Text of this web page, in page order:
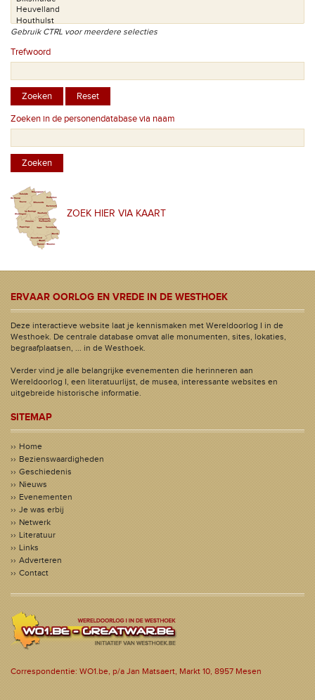
Gebruik CTRL voor meerdere selecties
Trefwoord
Zoeken in de personendatabase via naam
ZOEK HIER VIA KAART
ERVAAR OORLOG EN VREDE IN DE WESTHOEK
Deze interactieve website laat je kennismaken met Wereldoorlog I in de
Westhoek. De centrale database omvat alle monumenten, sites, lokaties,
begraafplaatsen, ... in de Westhoek.
Verder vind je alle belangrijke evenementen die herinneren aan
Wereldoorlog I, een literatuurlijst, de musea, interessante websites en
uitgebreide historische informatie.
SITEMAP
Home
Bezienswaardigheden
Geschiedenis
Nieuws
Evenementen
Je was erbij
Netwerk
Literatuur
Links
Adverteren
Contact
Correspondentie: WO1.be, p/a Jan Matsaert, Markt 10, 8957 Mesen